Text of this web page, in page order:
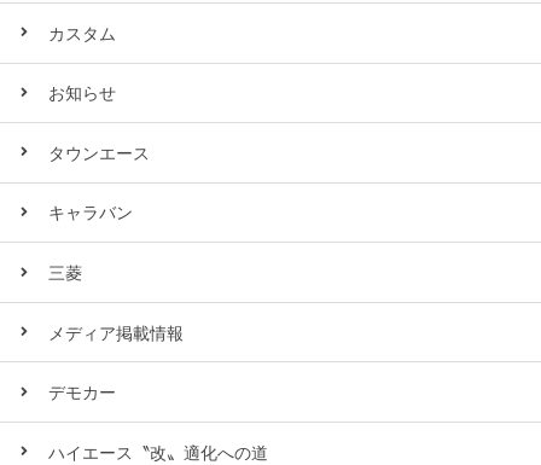
カスタム
お知らせ
タウンエース
キャラバン
三菱
メディア掲載情報
デモカー
ハイエース〝改〟適化への道